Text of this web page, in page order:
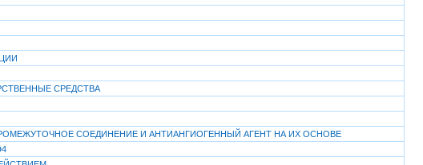
СРЕДСТВА
СОЕДИНЕНИЕ И АНТИАНГИОГЕННЫЙ АГЕНТ НА ИХ ОСНОВЕ